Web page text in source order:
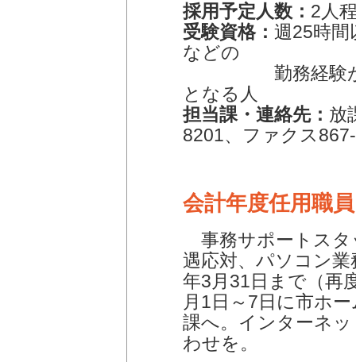
採用予定人数： 2人
受験資格： 週25時間
などの
勤務経験が令
となる人
担当課・連絡先： 放
8201、ファクス
会計年度任用職員
事務サポートスタ
遇応対、パソコン
年3月31日まで（
月1日～7日に市ホ
課へ。インターネ
わせを。